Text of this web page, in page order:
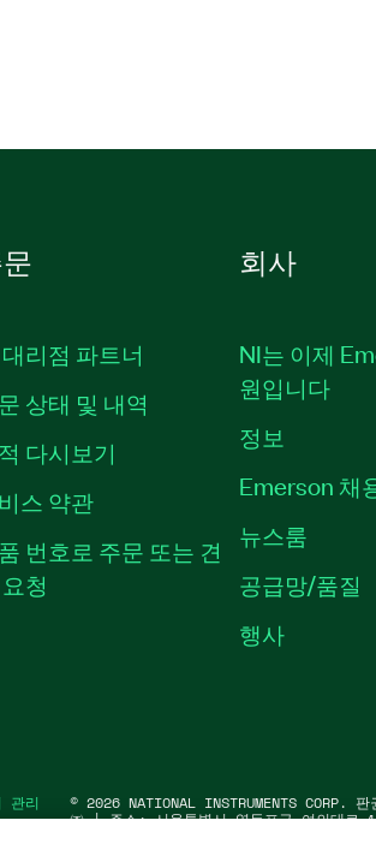
리점 파트너
상태 및 내역
다시보기
스 약관
번호로 주문 또는 견
청
회사
NI는 이제
원입니다
정보
Emerson 채
뉴스룸
공급망/품질
행사
관리 © 2026 NATIONAL INSTRUMENTS CORP.
㈜ | 주소: 서울특별시 영등포구 여의대로